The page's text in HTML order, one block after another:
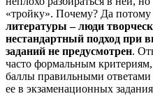
«тройку». Почему? Да
литературы – люди
нестандартный подход при
заданий не предусмотрен.
часто формальным
баллы правильными ответами
ее в экзаменационных